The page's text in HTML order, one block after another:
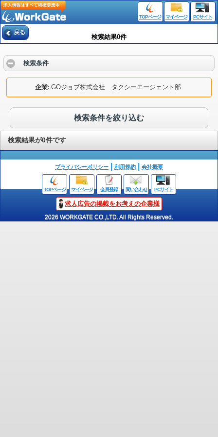
TOPページ マイページ PCサイト
戻る
検索結果0件
検索条件
企業 GOジョブ株式会社 タクシーエージェント部
検索条件を絞り込む
検索結果が0件です
プライバシーポリシー 利用規約 会社概要
TOPページ マイページ 会員登録 問い合わせ PCサイト
求人広告の掲載をお考えの企業様
2026 WORKGATE CO.,LTD. All Rights Reserved.